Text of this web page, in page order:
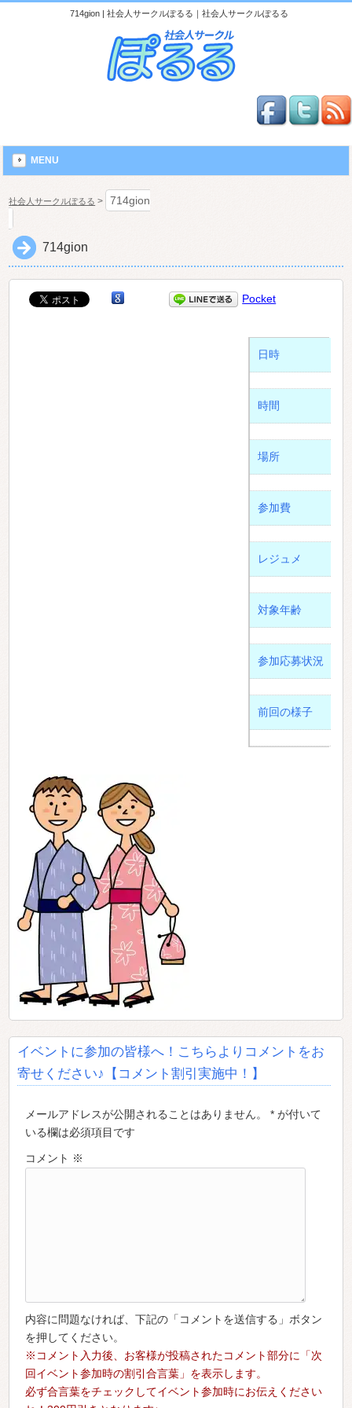
714gion | 社会人サークルぽるる｜社会人サークルぽるる
MENU
社会人サークルぽるる > 714gion
714gion
Pocket
日時
時間
場所
参加費
レジュメ
対象年齢
参加応募状況
前回の様子
イベントに参加の皆様へ！こちらよりコメントをお
寄せください♪【コメント割引実施中！】
メールアドレスが公開されることはありません。 * が付いて
いる欄は必須項目です
コメント ※
内容に問題なければ、下記の「コメントを送信する」ボタン
を押してください。
※コメント入力後、お客様が投稿されたコメント部分に「次
回イベント参加時の割引合言葉」を表示します。
必ず合言葉をチェックしてイベント参加時にお伝えください